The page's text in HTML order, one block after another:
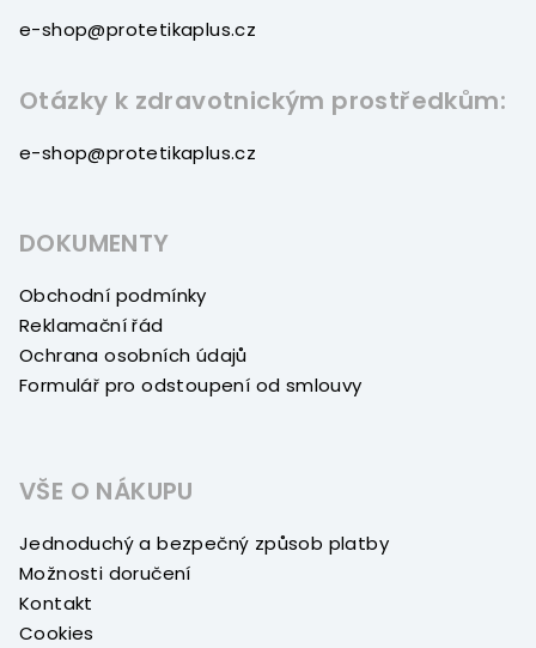
e-shop@protetikaplus.cz
Otázky k zdravotnickým prostředkům:
e-shop@protetikaplus.cz
DOKUMENTY
Obchodní podmínky
Reklamační řád
Ochrana osobních údajů
Formulář pro odstoupení od smlouvy
VŠE O NÁKUPU
Jednoduchý a bezpečný způsob platby
Možnosti doručení
Kontakt
Cookies